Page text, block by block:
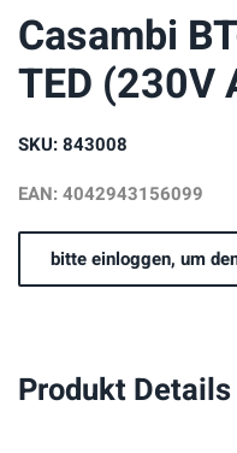
Casambi
TED (230V
SKU: 843008
EAN: 4042943156099
bitte einloggen, um
Produkt Details